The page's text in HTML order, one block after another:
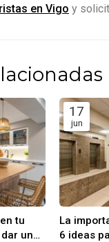
en Vigo y
tu
una
17
jun
La
6 ideas